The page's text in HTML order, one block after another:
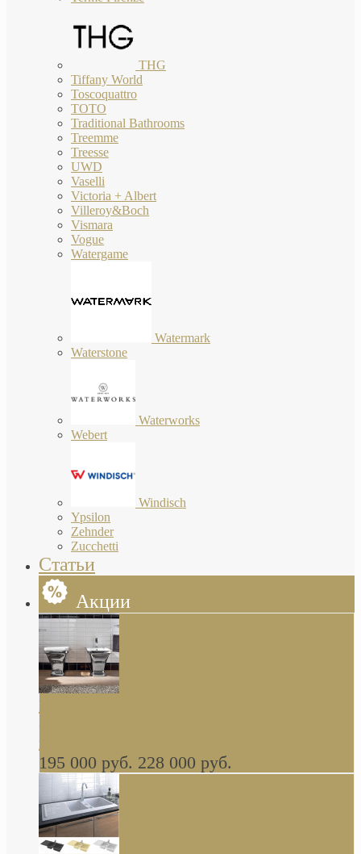
THG
Tiffany World
Toscoquattro
TOTO
Traditional Bathrooms
Treemme
Treesse
UWD
Vaselli
Victoria + Albert
Villeroy&Boch
Vismara
Vogue
Watergame
Watermark
Waterstone
Waterworks
Webert
Windisch
Ypsilon
Zehnder
Zucchetti
Статьи
Акции
Butterfly Scarabeo КОМПЛЕКТ санфаянса
глянцевая платина В НАЛИЧИИ
195 000 руб. 228 000 руб.